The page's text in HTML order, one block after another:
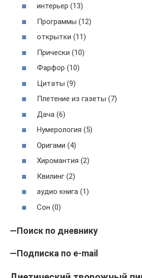
интерьер (13)
Программы (12)
открытки (11)
Прически (10)
Фарфор (10)
Цитаты (9)
Плетение из газеты (7)
Дача (6)
Нумерология (5)
Оригами (4)
Хиромантия (2)
Квилинг (2)
аудио книга (1)
Сон (0)
—Поиск по дневнику
—Подписка по e-mail